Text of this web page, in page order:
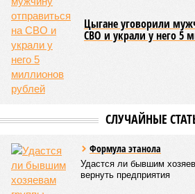
Цыгане уговорили
СВО и украли у него 5
СЛУЧАЙНЫЕ
Формула этанола
Удастся ли бывшим
вернуть предприятия